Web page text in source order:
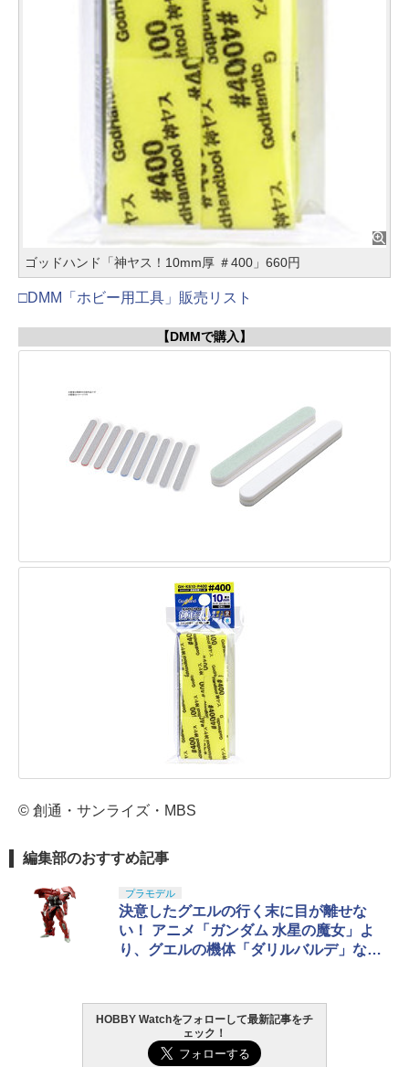
ゴッドハンド「神ヤス！10mm厚 ＃400」660円
□DMM「ホビー用工具」販売リスト
【DMMで購入】
© 創通・サンライズ・MBS
編集部のおすすめ記事
プラモデル
決意したグエルの行く末に目が離せな
い！ アニメ「ガンダム 水星の魔女」よ
り、グエルの機体「ダリルバルデ」など
HOBBY Watchをフォローして最新記事をチ
ェック！